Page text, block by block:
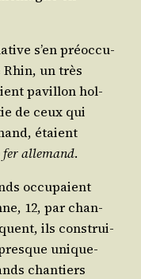
s’en pré­oc­cu­
Rhin, un très
pavillon hol­
de ceux qui
étaient
fer alle­mand.
occu­paient
12, par chan­
ils construi­
uni­que­
chan­tiers